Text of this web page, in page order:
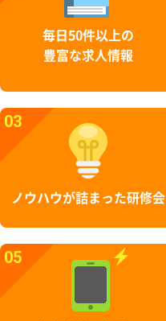
毎日50件以上の
豊富な求人情報
03
ノウハウが詰まった研修会
05